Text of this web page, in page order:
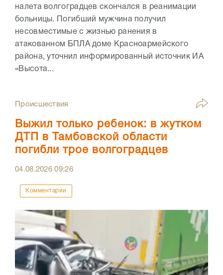
налета волгоградцев скончался в реанимации
больницы. Погибший мужчина получил
несовместимые с жизнью ранения в
атакованном БПЛА доме Красноармейского
района, уточнил информированный источник ИА
«Высота...
Происшествия
Выжил только ребенок: в жутком
ДТП в Тамбовской области
погибли трое волгоградцев
04.08.202609:26
Комментарии